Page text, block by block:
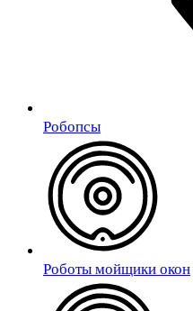
Робопсы
Роботы мойщики окон